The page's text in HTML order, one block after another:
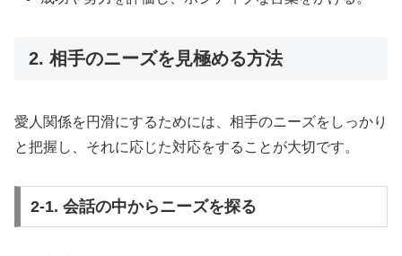
2. 相手のニーズを見極める方法
愛人関係を円滑にするためには、相手のニーズをしっかり
と把握し、それに応じた対応をすることが大切です。
2-1. 会話の中からニーズを探る